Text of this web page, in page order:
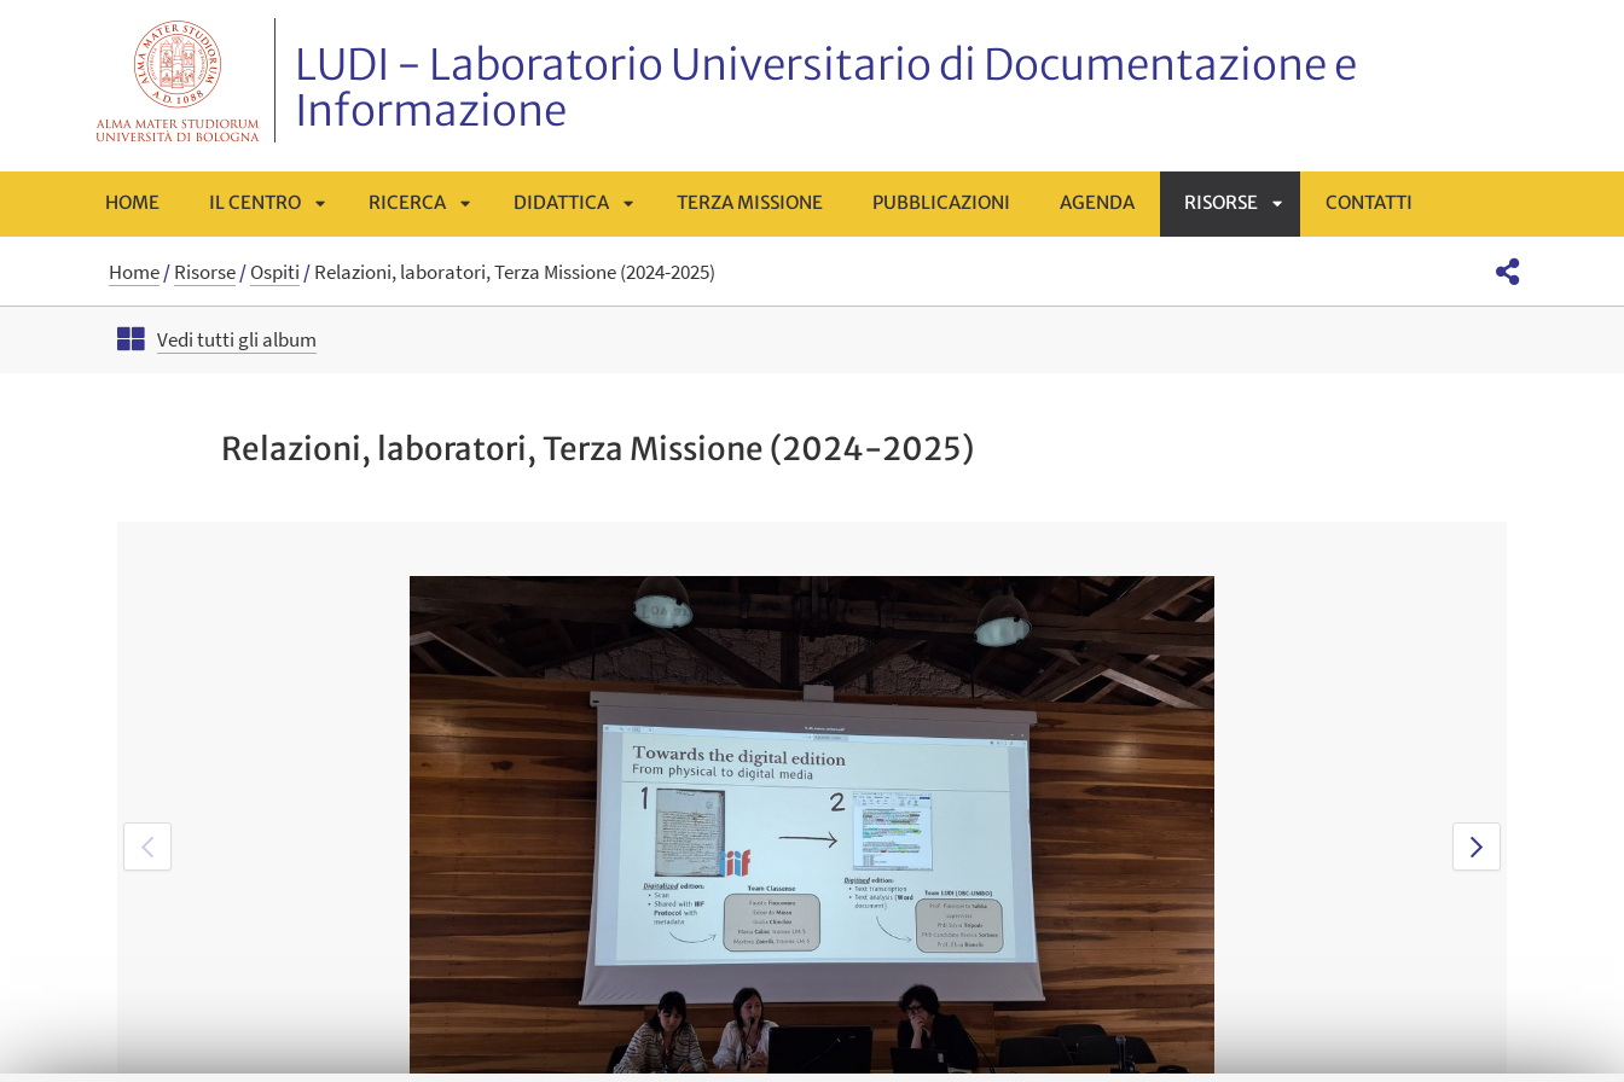
LUDI - Laboratorio Universitario di Documentazione e
Informazione
HOME IL CENTRO
APRI
RICERCA
APRI
DIDATTICA
APRI
TERZA MISSIONE PUBBLICAZIONI AGENDA RISORSE CONTATTI
Home/Risorse/Ospiti /Relazioni, laboratori, Terza Missione (2024-2025)
Vedi tutti gli album
Relazioni, laboratori, Terza Missione (2024-2025)